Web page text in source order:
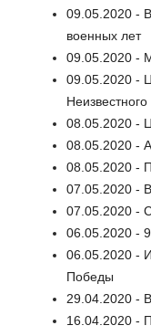
09.05.2020 -
военных лет
09.05.2020 -
09.05.2020 -
08.05.2020 -
08.05.2020 -
08.05.2020 -
07.05.2020 -
07.05.2020 -
06.05.2020 -
06.05.2020 -
Победы
29.04.2020 -
16.04.2020 -